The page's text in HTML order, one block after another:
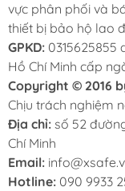
vực phân phối và
thiết bị bảo hộ lao
GPKD:
Hồ Chí Minh cấp
Copyright © 2016
Chịu trách nghiệm
Địa chỉ: số 52
Chí Minh
Email:
Hotline: 090 9933